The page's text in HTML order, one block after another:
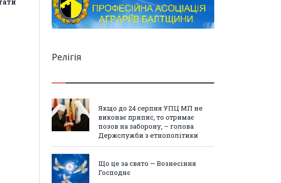
Релігія
Якщо до 24 серпня УПЦ МП не
виконає припис, то отримає
позов на заборону, – голова
Держслужби з етнополітики
Що це за свято — Вознесіння
Господнє